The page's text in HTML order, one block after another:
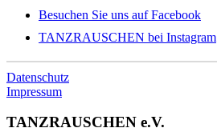
Besuchen Sie uns auf Facebook
TANZRAUSCHEN bei Instagram
Datenschutz
Impressum
TANZRAUSCHEN e.V.